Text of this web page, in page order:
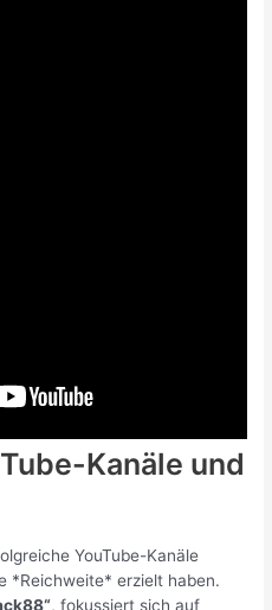
Kanäle und
YouTube-Kanäle
*Reichweite* erzielt haben.
, fokussiert sich auf